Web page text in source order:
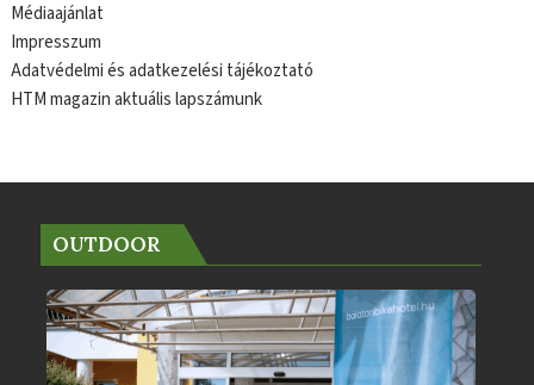
Médiaajánlat
Impresszum
Adatvédelmi és adatkezelési tájékoztató
HTM magazin aktuális lapszámunk
OUTDOOR